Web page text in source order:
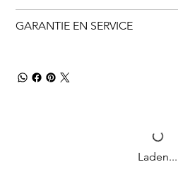
GARANTIE EN SERVICE
Laden...